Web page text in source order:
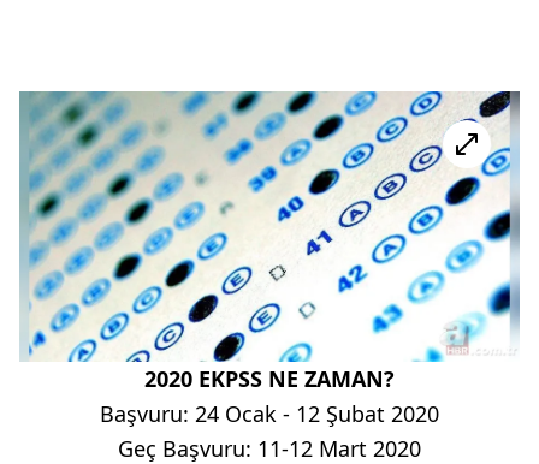
2020 EKPSS NE ZAMAN?
Başvuru: 24 Ocak - 12 Şubat 2020
Geç Başvuru: 11-12 Mart 2020